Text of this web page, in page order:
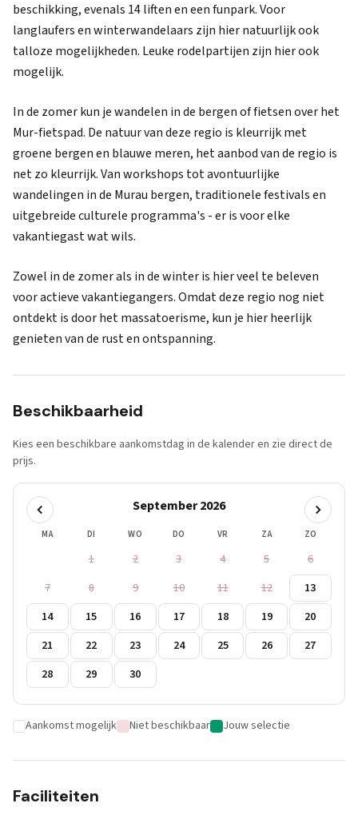
beschikking, evenals 14 liften en een funpark. Voor
langlaufers en winterwandelaars zijn hier natuurlijk ook
talloze mogelijkheden. Leuke rodelpartijen zijn hier ook
mogelijk.
In de zomer kun je wandelen in de bergen of fietsen over het
Mur-fietspad. De natuur van deze regio is kleurrijk met
groene bergen en blauwe meren, het aanbod van de regio is
net zo kleurrijk. Van workshops tot avontuurlijke
wandelingen in de Murau bergen, traditionele festivals en
uitgebreide culturele programma's - er is voor elke
vakantiegast wat wils.
Zowel in de zomer als in de winter is hier veel te beleven
voor actieve vakantiegangers. Omdat deze regio nog niet
ontdekt is door het massatoerisme, kun je hier heerlijk
genieten van de rust en ontspanning.
Beschikbaarheid
Kies een beschikbare aankomstdag in de kalender en zie direct de
prijs.
September 2026
MA DI WO DO VR ZA ZO
1 2 3 4 5
6
7
8 9 10 11 12
13
14
15 16 17 18 19
20
21
22 23 24 25 26
27
28
29 30
Aankomst mogelijk Niet beschikbaar Jouw selectie
Faciliteiten